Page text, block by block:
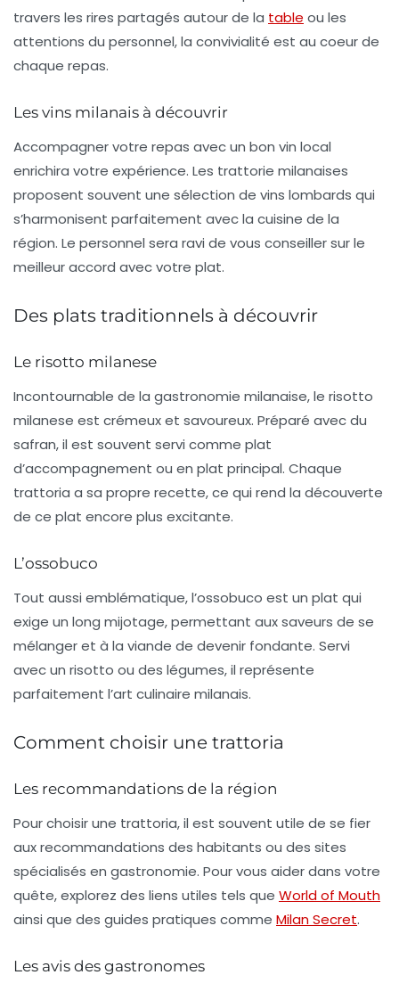
travers les rires partagés autour de la table ou les
attentions du personnel, la convivialité est au coeur de
chaque repas.
Les vins milanais à découvrir
Accompagner votre repas avec un bon vin local
enrichira votre expérience. Les trattorie milanaises
proposent souvent une sélection de vins lombards qui
s’harmonisent parfaitement avec la cuisine de la
région. Le personnel sera ravi de vous conseiller sur le
meilleur accord avec votre plat.
Des plats traditionnels à découvrir
Le risotto milanese
Incontournable de la gastronomie milanaise, le risotto
milanese est crémeux et savoureux. Préparé avec du
safran, il est souvent servi comme plat
d’accompagnement ou en plat principal. Chaque
trattoria a sa propre recette, ce qui rend la découverte
de ce plat encore plus excitante.
L’ossobuco
Tout aussi emblématique, l’ossobuco est un plat qui
exige un long mijotage, permettant aux saveurs de se
mélanger et à la viande de devenir fondante. Servi
avec un risotto ou des légumes, il représente
parfaitement l’art culinaire milanais.
Comment choisir une trattoria
Les recommandations de la région
Pour choisir une trattoria, il est souvent utile de se fier
aux recommandations des habitants ou des sites
spécialisés en gastronomie. Pour vous aider dans votre
quête, explorez des liens utiles tels que World of Mouth
ainsi que des guides pratiques comme Milan Secret.
Les avis des gastronomes